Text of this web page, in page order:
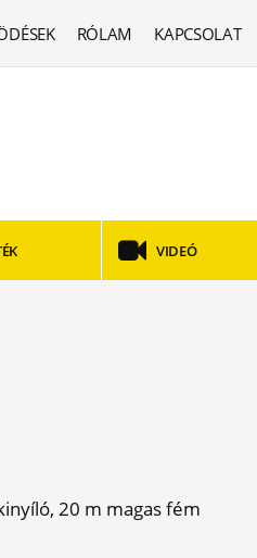
RÓLAM KAPCSOLAT
VIDEÓ
20 m magas fém